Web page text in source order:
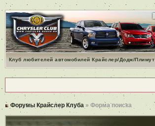
Клуб любителей автомобилей Крайслер/Додж/Плимут
Форумы Крайслер Клуба » Форма поиска